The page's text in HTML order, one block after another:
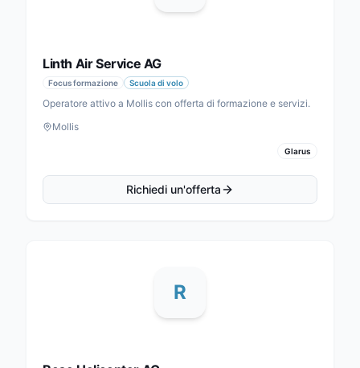
Linth Air Service AG
Focus formazione Scuola di volo
Operatore attivo a Mollis con offerta di formazione e servizi.
Mollis
Glarus
Richiedi un'offerta
R